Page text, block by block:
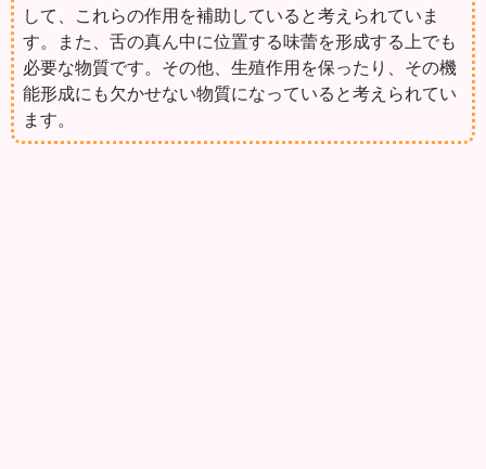
して、これらの作用を補助していると考えられていま
す。また、舌の真ん中に位置する味蕾を形成する上でも
必要な物質です。その他、生殖作用を保ったり、その機
能形成にも欠かせない物質になっていると考えられてい
ます。